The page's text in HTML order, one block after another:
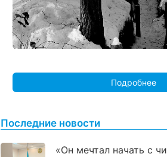
Подробнее
Последние новости
«Он мечтал начать с